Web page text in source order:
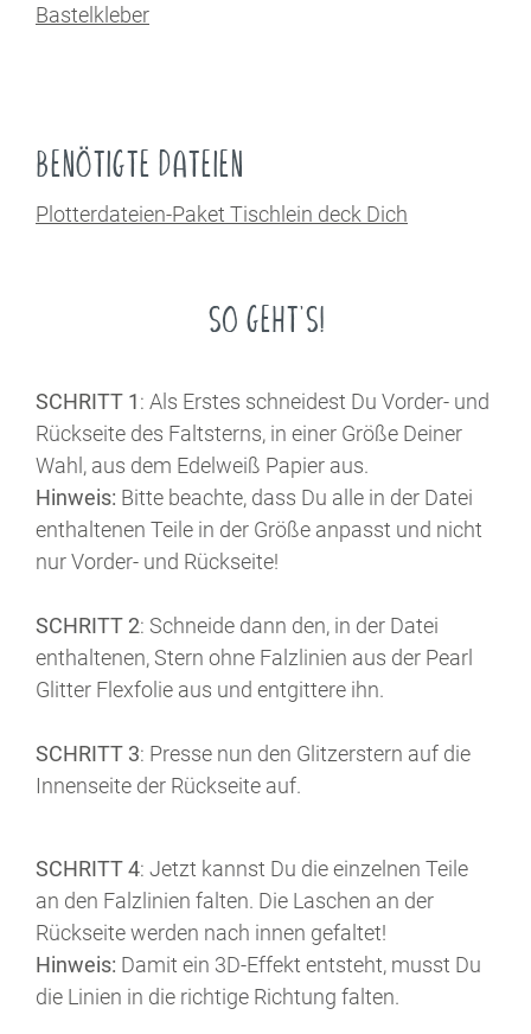
Bastelkleber
BENÖTIGTE DATEIEN
Plotterdateien-Paket Tischlein deck Dich
SO GEHT'S!
SCHRITT 1: Als Erstes schneidest Du Vorder- und
Rückseite des Faltsterns, in einer Größe Deiner
Wahl, aus dem Edelweiß Papier aus.
Hinweis: Bitte beachte, dass Du alle in der Datei
enthaltenen Teile in der Größe anpasst und nicht
nur Vorder- und Rückseite!
SCHRITT 2: Schneide dann den, in der Datei
enthaltenen, Stern ohne Falzlinien aus der Pearl
Glitter Flexfolie aus und entgittere ihn.
SCHRITT 3: Presse nun den Glitzerstern auf die
Innenseite der Rückseite auf.
SCHRITT 4: Jetzt kannst Du die einzelnen Teile
an den Falzlinien falten. Die Laschen an der
Rückseite werden nach innen gefaltet!
Hinweis: Damit ein 3D-Effekt entsteht, musst Du
die Linien in die richtige Richtung falten.